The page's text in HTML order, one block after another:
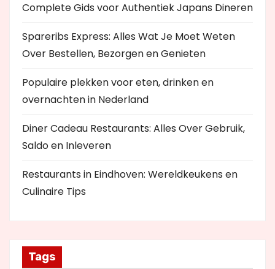
Complete Gids voor Authentiek Japans Dineren
Spareribs Express: Alles Wat Je Moet Weten
Over Bestellen, Bezorgen en Genieten
Populaire plekken voor eten, drinken en
overnachten in Nederland
Diner Cadeau Restaurants: Alles Over Gebruik,
Saldo en Inleveren
Restaurants in Eindhoven: Wereldkeukens en
Culinaire Tips
Tags